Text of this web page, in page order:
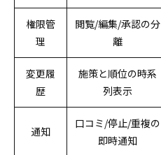
権限管
理
閲覧/編集/承認の分
離
変更履
歴
施策と順位の時系
列表示
通知
口コミ/停止/重複の
即時通知